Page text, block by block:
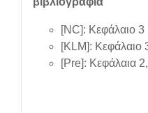
[NC]: Κεφάλαιο 3
[KLM]: Κεφάλαιο
[Pre]: Κεφάλαια